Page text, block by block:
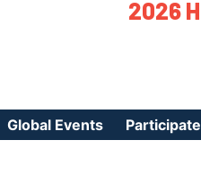
2026
Global Events Participate